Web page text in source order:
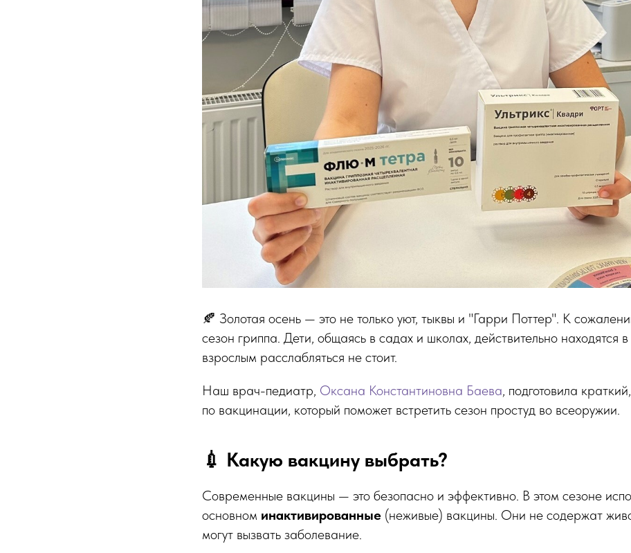
🍂 Золотая осень — это не только уют, тыквы и "Гарри Поттер". К
сезон гриппа. Дети, общаясь в садах и школах, действительно находятся
взрослым расслабляться не стоит.
Наш врач-педиатр, Оксана Константиновна Баева, подготовила
по вакцинации, который поможет встретить сезон простуд во всеоружии.
💉 Какую вакцину выбрать?
Современные вакцины — это безопасно и эффективно. В этом сезоне
основном инактивированные (неживые) вакцины. Они не содержат
могут вызвать заболевание.